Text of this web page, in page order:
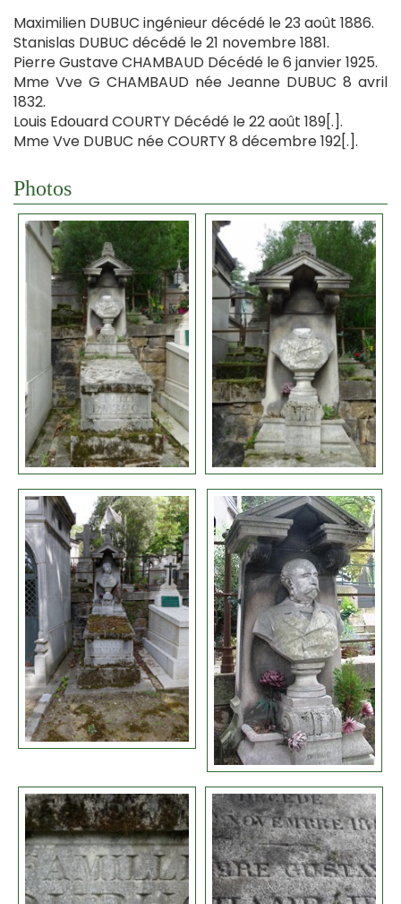
Maximilien DUBUC ingénieur décédé le 23 août 1886.
Stanislas DUBUC décédé le 21 novembre 1881.
Pierre Gustave CHAMBAUD Décédé le 6 janvier 1925.
Mme Vve G CHAMBAUD née Jeanne DUBUC 8 avril
1832.
Louis Edouard COURTY Décédé le 22 août 189[.].
Mme Vve DUBUC née COURTY 8 décembre 192[.].
Photos